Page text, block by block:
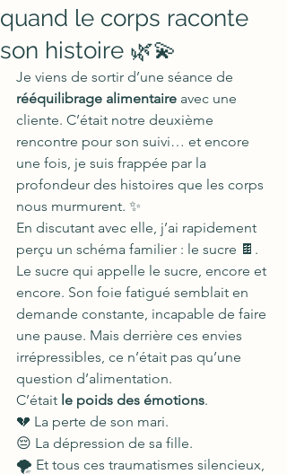
quand le corps raconte
son histoire 🌿💫
Je viens de sortir d’une séance de
rééquilibrage alimentaire avec une
cliente. C’était notre deuxième
rencontre pour son suivi… et encore
une fois, je suis frappée par la
profondeur des histoires que les corps
nous murmurent. ✨
En discutant avec elle, j’ai rapidement
perçu un schéma familier : le sucre 🍫.
Le sucre qui appelle le sucre, encore et
encore. Son foie fatigué semblait en
demande constante, incapable de faire
une pause. Mais derrière ces envies
irrépressibles, ce n’était pas qu’une
question d’alimentation.
C’était le poids des émotions.
💔 La perte de son mari.
😔 La dépression de sa fille.
🌪️ Et tous ces traumatismes silencieux,